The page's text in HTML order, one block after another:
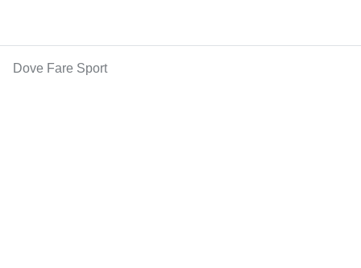
Dove Fare Sport